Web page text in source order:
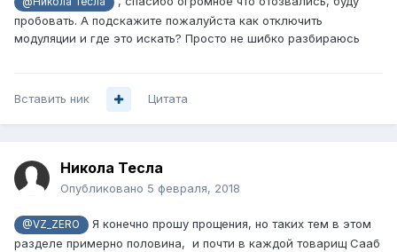
пробовать. А подскажите пожалуйста как отключить
модуляции и где это искать? Просто не шибко разбираюсь
Вставить ник Цитата
Никола Тесла
Опубликовано 5 февраля, 2018
@VZ_ZERO
Я конечно прошу прощения, но таких тем в этом
разделе примерно половина, и почти в каждой товарищ Сааб